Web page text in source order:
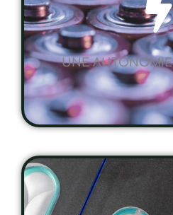
UNE AUTONOMIE